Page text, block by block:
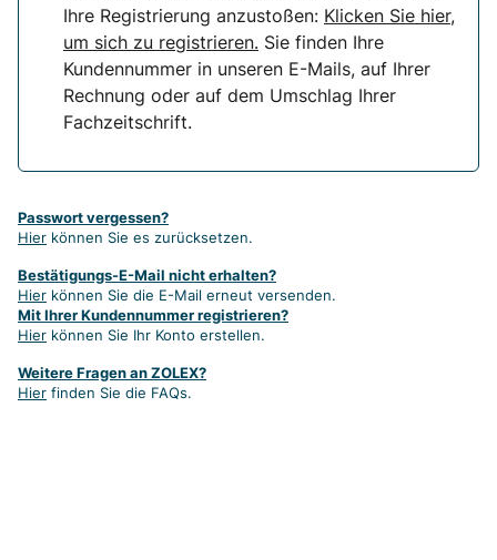
Ihre Registrierung anzustoßen: Klicken Sie hier,
um sich zu registrieren. Sie finden Ihre
Kundennummer in unseren E-Mails, auf Ihrer
Rechnung oder auf dem Umschlag Ihrer
Fachzeitschrift.
Passwort vergessen?
Hier können Sie es zurücksetzen.
Bestätigungs-E-Mail nicht erhalten?
Hier können Sie die E-Mail erneut versenden.
Mit Ihrer Kundennummer registrieren?
Hier können Sie Ihr Konto erstellen.
Weitere Fragen an ZOLEX?
Hier finden Sie die FAQs.